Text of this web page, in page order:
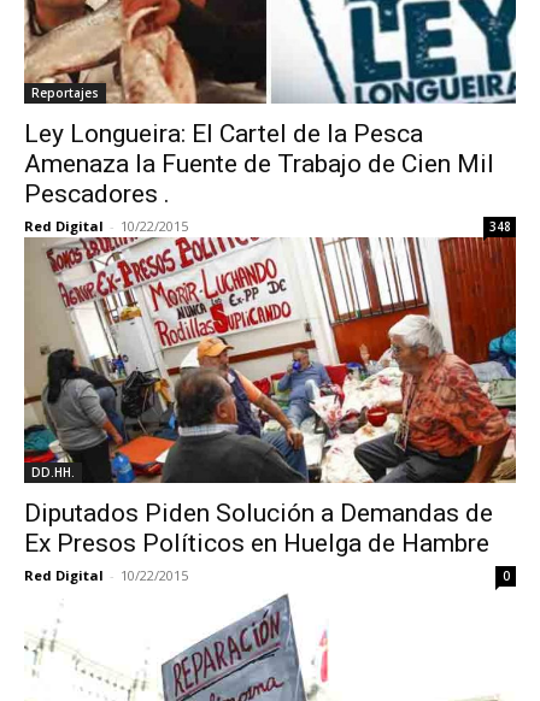
Reportajes
Ley Longueira: El Cartel de la Pesca
Amenaza la Fuente de Trabajo de Cien Mil
Pescadores .
Red Digital - 10/22/2015 348
DD.HH.
Diputados Piden Solución a Demandas de
Ex Presos Políticos en Huelga de Hambre
Red Digital - 10/22/2015 0